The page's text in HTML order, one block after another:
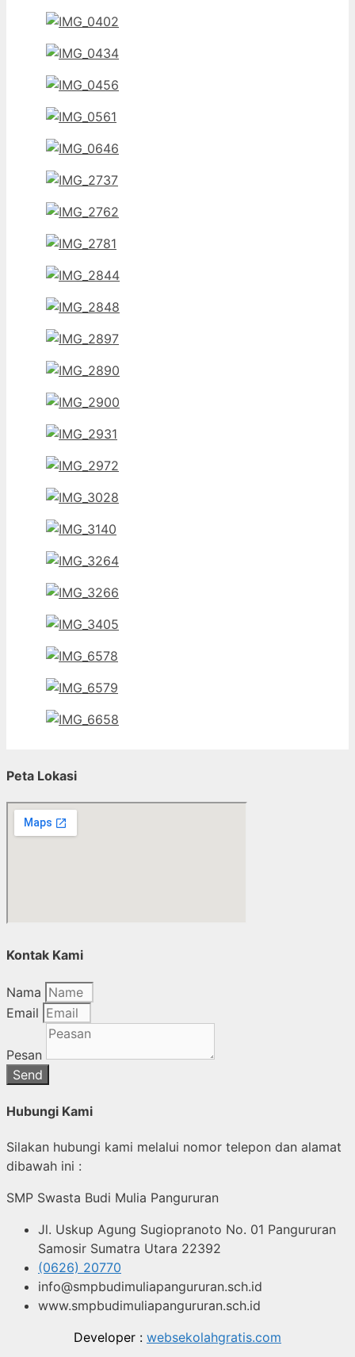
Peta Lokasi
Kontak Kami
Nama
Email
Pesan
Send
Hubungi Kami
Silakan hubungi kami melalui nomor telepon dan alamat
dibawah ini :
SMP Swasta Budi Mulia Pangururan
Jl. Uskup Agung Sugiopranoto No. 01 Pangururan
Samosir Sumatra Utara 22392
(0626) 20770
info@smpbudimuliapangururan.sch.id
www.smpbudimuliapangururan.sch.id
Developer : websekolahgratis.com